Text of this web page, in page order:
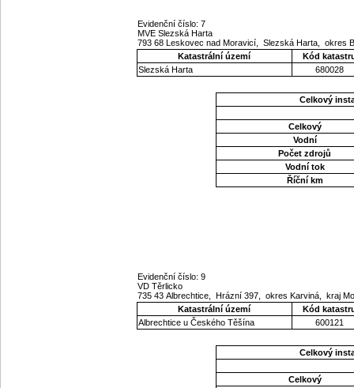
Evidenční číslo: 7
MVE Slezská Harta
793 68 Leskovec nad Moravicí, Slezská Harta, okres
Katastrální území
Kód
Slezská Harta
680028
Celkový
Celkový
Vodní
Počet zdrojů
Vodní tok
Říční km
Evidenční číslo: 9
VD Těrlicko
735 43 Albrechtice, Hrázní 397, okres Karviná, kraj
Katastrální území
Kód
Albrechtice u Českého Těšína
600121
Celkový
Celkový